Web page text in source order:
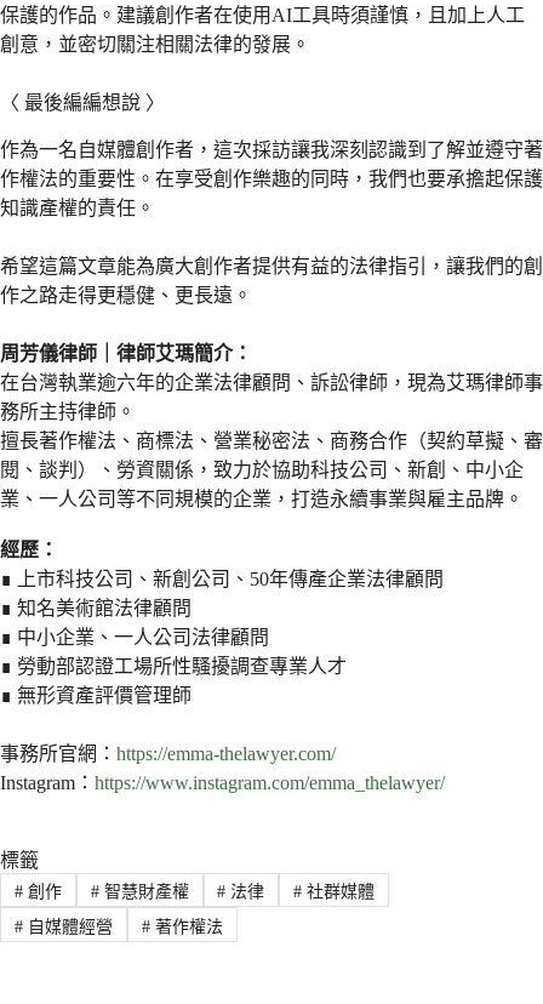
保護的作品。建議創作者在使用AI工具時須謹慎，且加上人工
創意，並密切關注相關法律的發展。
〈 最後編編想說 〉
作為一名自媒體創作者，這次採訪讓我深刻認識到了解並遵守著
作權法的重要性。在享受創作樂趣的同時，我們也要承擔起保護
知識產權的責任。
希望這篇文章能為廣大創作者提供有益的法律指引，讓我們的創
作之路走得更穩健、更長遠。
周芳儀律師｜律師艾瑪簡介：
在台灣執業逾六年的企業法律顧問、訴訟律師，現為艾瑪律師事
務所主持律師。
擅長著作權法、商標法、營業秘密法、商務合作（契約草擬、審
閱、談判）、勞資關係，致力於協助科技公司、新創、中小企
業、一人公司等不同規模的企業，打造永續事業與雇主品牌。
經歷：
∎ 上市科技公司、新創公司、50年傳產企業法律顧問
∎ 知名美術館法律顧問
∎ 中小企業、一人公司法律顧問
∎ 勞動部認證工場所性騷擾調查專業人才
∎ 無形資產評價管理師
事務所官網： https://emma-thelawyer.com/
Instagram： https://www.instagram.com/emma_thelawyer/
標籤
#創作 #智慧財產權 # 法律 # 社群媒體
#自媒體經營 #著作權法